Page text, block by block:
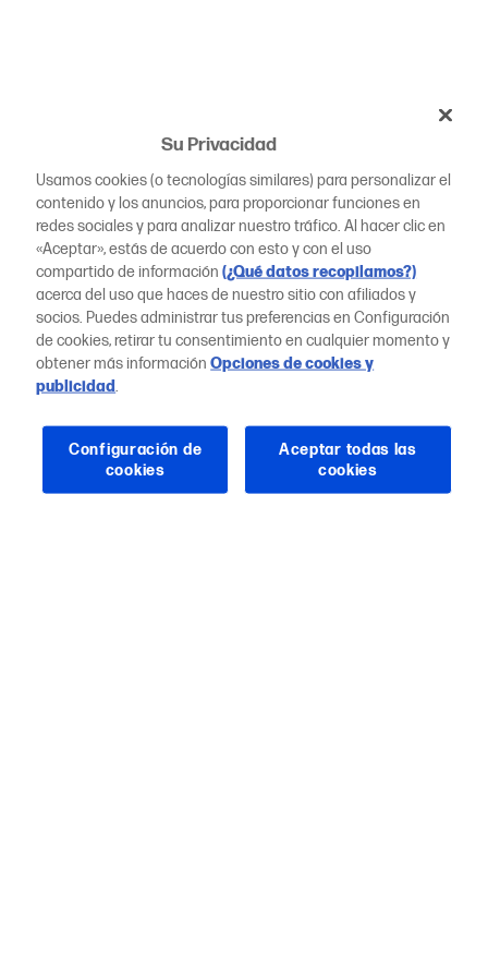
Su Privacidad
Usamos cookies (o tecnologías similares) para personalizar el
contenido y los anuncios, para proporcionar funciones en
redes sociales y para analizar nuestro tráfico. Al hacer clic en
«Aceptar», estás de acuerdo con esto y con el uso
compartido de información(¿Qué datos recopilamos?)
acerca del uso que haces de nuestro sitio con afiliados y
socios. Puedes administrar tus preferencias en Configuración
de cookies, retirar tu consentimiento en cualquier momento y
obtener más informaciónOpciones de cookies y
publicidad.
Configuración de
cookies
Aceptar todas las
cookies